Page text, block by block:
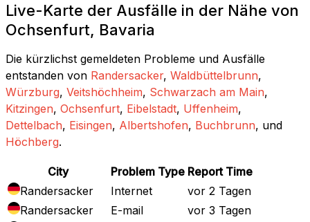
Live-Karte der Ausfälle in der Nähe von
Ochsenfurt, Bavaria
Die kürzlichst gemeldeten Probleme und Ausfälle
entstanden von Randersacker, Waldbüttelbrunn,
Würzburg, Veitshöchheim, Schwarzach am Main,
Kitzingen, Ochsenfurt, Eibelstadt, Uffenheim,
Dettelbach, Eisingen, Albertshofen, Buchbrunn, und
Höchberg.
City Problem Type Report Time
Randersacker
Internet
vor 2 Tagen
Randersacker
E-mail
vor 3 Tagen